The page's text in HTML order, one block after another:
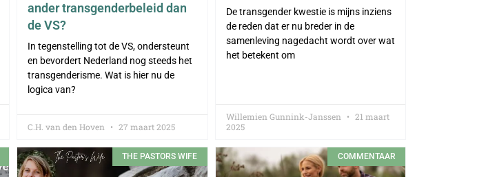
ander transgenderbeleid dan
de VS?
In tegenstelling tot de VS, ondersteunt
en bevordert Nederland nog steeds het
transgenderisme. Wat is hier nu de
logica van?
C.H. van den Hoven 27 maart 2025
De transgender kwestie is mijns inziens
de reden dat er nu breder in de
samenleving nagedacht wordt over wat
het betekent om
Willemien Gunnink-Janssen
21 maart
2025
THE PASTORS WIFE COMMENTAAR